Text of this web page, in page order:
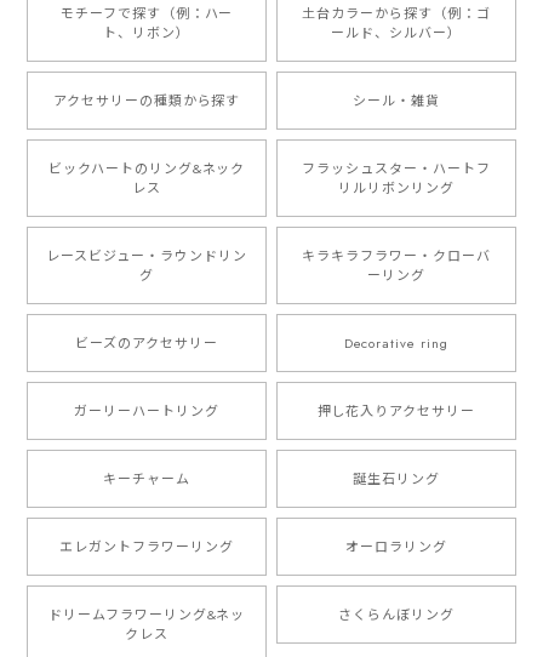
モチーフで探す（例：ハー
ト、リボン）
土台カラーから探す（例：ゴ
ールド、シルバー）
アクセサリーの種類から探す シール・雑貨
ビックハートのリング&ネック
レス
フラッシュスター・ハートフ
リルリボンリング
レースビジュー・ラウンドリン
グ
キラキラフラワー・クローバ
ーリング
ビーズのアクセサリー Decorative ring
ガーリーハートリング 押し花入りアクセサリー
キーチャーム 誕生石リング
エレガントフラワーリング オーロラリング
ドリームフラワーリング&ネッ
クレス
さくらんぼリング